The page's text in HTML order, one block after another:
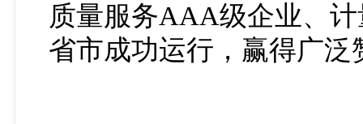
质量服务AAA级企业、
省市成功运行，赢得广泛